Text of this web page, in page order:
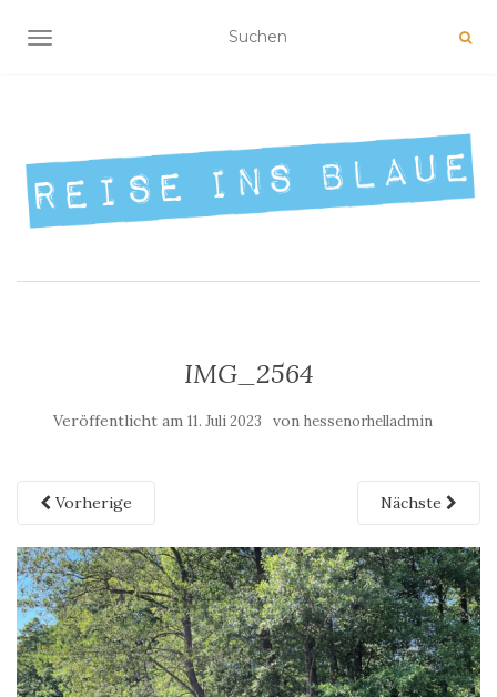
NAVIGATION UMSCHALTEN
IMG_2564
Veröffentlicht am 11. Juli 2023 von hessenorhelladmin
Vorherige Nächste